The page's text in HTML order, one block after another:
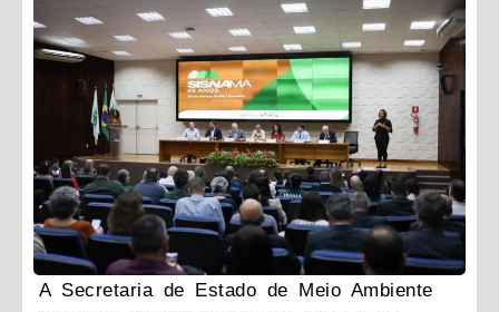
A Secretaria de Estado de Meio Ambiente